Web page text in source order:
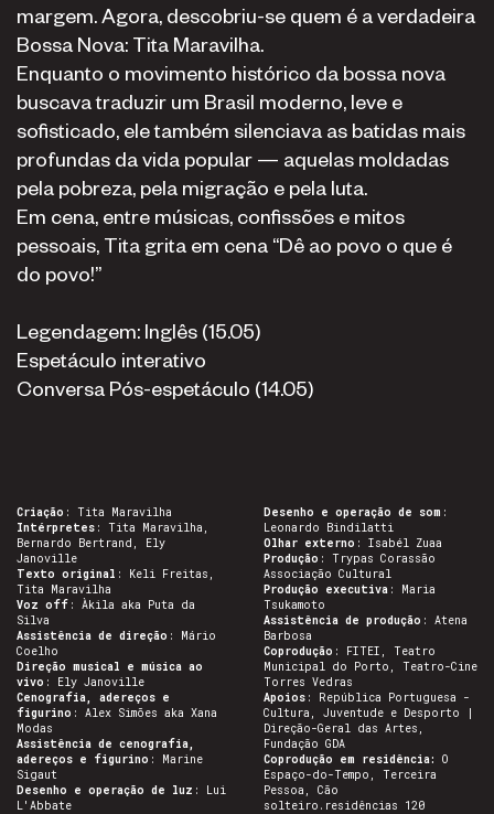
margem. Agora, descobriu-se quem é a verdadeira
Bossa Nova: Tita Maravilha.
Enquanto o movimento histórico da bossa nova
buscava traduzir um Brasil moderno, leve e
sofisticado, ele também silenciava as batidas mais
profundas da vida popular — aquelas moldadas
pela pobreza, pela migração e pela luta.
Em cena, entre músicas, confissões e mitos
pessoais, Tita grita em cena “Dê ao povo o que é
do povo!”
Legendagem: Inglês (15.05)
Espetáculo interativo
Conversa Pós-espetáculo (14.05)
Criação : Tita Maravilha
Intérpretes : Tita Maravilha,
Bernardo Bertrand, Ely
Janoville
Texto original : Keli Freitas,
Tita Maravilha
Voz off : Àkila aka Puta da
Silva
Assistência de direção : Mário
Coelho
Direção musical e música ao
vivo : Ely Janoville
Cenografia, adereços e
figurino : Alex Simões aka Xana
Modas
Assistência de cenografia,
adereços e figurino : Marine
Sigaut
Desenho e operação de luz : Lui
L'Abbate
Desenho e operação de som :
Leonardo Bindilatti
Olhar externo : Isabél Zuaa
Produção : Trypas Corassão
Associação Cultural
Produção executiva : Maria
Tsukamoto
Assistência de produção : Atena
Barbosa
Coprodução : FITEI, Teatro
Municipal do Porto, Teatro-Cine
Torres Vedras
Apoios : República Portuguesa -
Cultura, Juventude e Desporto |
Direção-Geral das Artes,
Fundação GDA
Coprodução em residência: O
Espaço-do-Tempo, Terceira
Pessoa, Cão
solteiro.residências 120